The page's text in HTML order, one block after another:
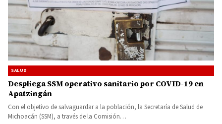
SALUD
Despliega SSM operativo sanitario por COVID-19 en
Apatzingán
Con el objetivo de salvaguardar a la población, la Secretaría de Salud de
Michoacán (SSM), a través de la Comisión…